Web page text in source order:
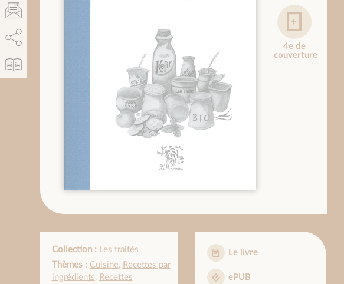
4e de
couverture
Collection : Les traités
Thèmes : Cuisine, Recettes par
ingrédients, Recettes
Le livre
ePUB